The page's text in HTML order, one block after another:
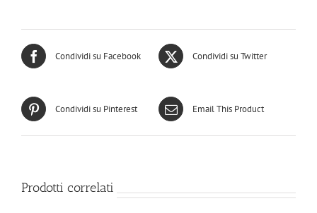
Condividi su Facebook Condividi su Twitter
Condividi su Pinterest Email This Product
Prodotti correlati